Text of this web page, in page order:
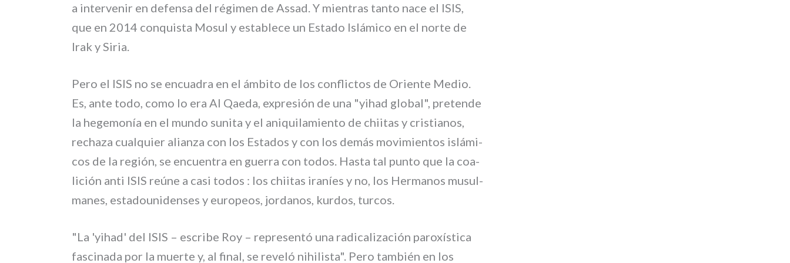
a inter­ve­nir en defen­sa del régi­men de Assad. Y mien­tras tan­to nace el ISIS,
que en 2014 con­qui­sta Mosul y esta­ble­ce un Estado Islámico en el nor­te de
Irak y Siria.
Pero el ISIS no se encua­dra en el ámbi­to de los con­flic­tos de Oriente Medio.
Es, ante todo, como lo era Al Qaeda, expre­sión de una "yihad glo­bal", pre­ten­de
la hege­mo­nía en el mun­do suni­ta y el ani­qui­la­mien­to de chii­tas y cri­stia­nos,
recha­za cual­quier alian­za con los Estados y con los demás movi­mien­tos islá­mi­
cos de la región, se encuen­tra en guer­ra con todos. Hasta tal pun­to que la coa­
li­ción anti ISIS reú­ne a casi todos : los chii­tas ira­níes y no, los Hermanos musul­
ma­nes, esta­dou­ni­den­ses y euro­peos, jor­da­nos, kur­dos, tur­cos.
"La 'yihad' del ISIS – escri­be Roy – repre­sen­tó una radi­ca­li­za­ción paro­xí­sti­ca
fasci­na­da por la muer­te y, al final, se reve­ló nihi­li­sta". Pero tam­bién en los